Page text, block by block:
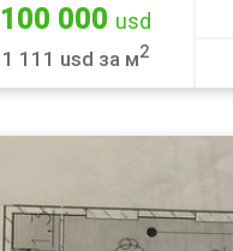
100 000 usd
1 111 usd за м2